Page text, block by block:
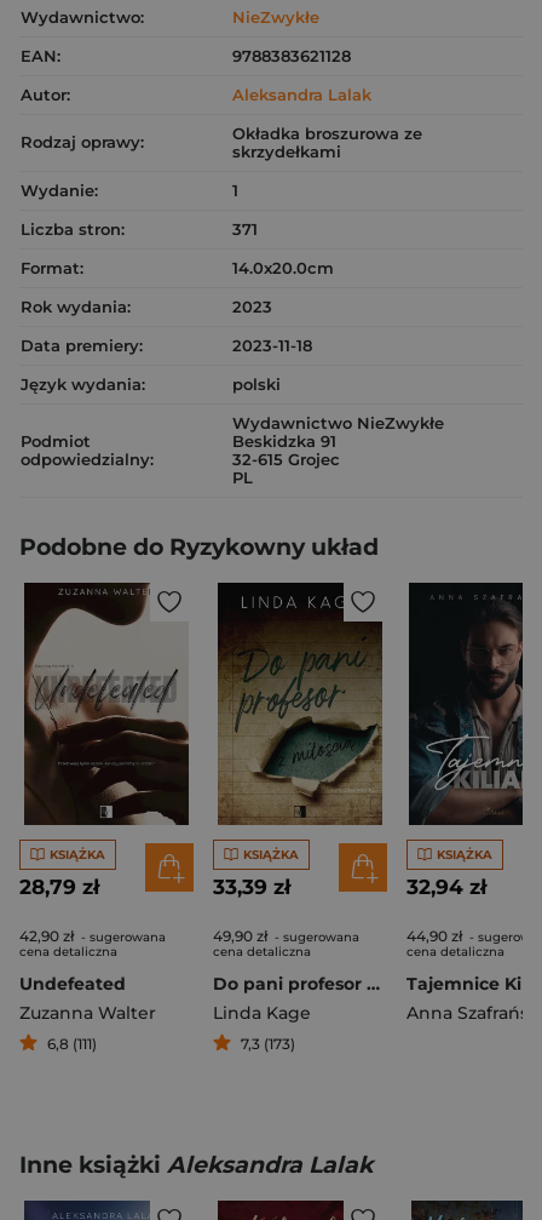
Wydawnictwo:
NieZwykłe
EAN:
9788383621128
Autor:
Aleksandra Lalak
Rodzaj oprawy:
Okładka broszurowa ze
skrzydełkami
Wydanie:
1
Liczba stron:
371
Format:
14.0x20.0cm
Rok wydania:
2023
Data premiery:
2023-11-18
Język wydania:
polski
Podmiot
odpowiedzialny:
Wydawnictwo NieZwykłe
Beskidzka 91
32-615 Grojec
PL
Podobne do Ryzykowny układ
KSIĄŻKA
28,79 zł
42,90 zł - sugerowana
cena detaliczna
Undefeated
Zuzanna Walter
6,8 (111)
KSIĄŻKA
33,39 zł
49,90 zł - sugerowana
cena detaliczna
Do pani profesor z miłością
Linda Kage
7,3 (173)
KSIĄŻKA
32,94 zł
44,90 zł -
cena detaliczna
Tajemnice
Anna
Inne książki Aleksandra Lalak